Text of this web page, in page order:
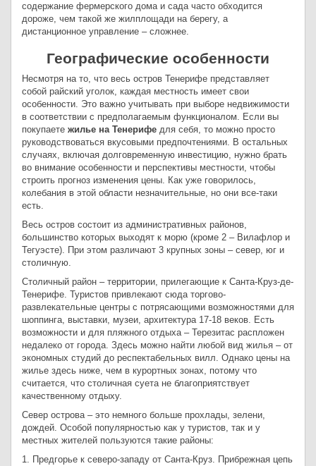
содержание фермерского дома и сада часто обходится
дороже, чем такой же жилплощади на берегу, а
дистанционное управление – сложнее.
Географические особенности
Несмотря на то, что весь остров Тенерифе представляет
собой райский уголок, каждая местность имеет свои
особенности. Это важно учитывать при выборе недвижимости
в соответствии с предполагаемым функционалом. Если вы
покупаете жилье на Тенерифе для себя, то можно просто
руководствоваться вкусовыми предпочтениями. В остальных
случаях, включая долговременную инвестицию, нужно брать
во внимание особенности и перспективы местности, чтобы
строить прогноз изменения цены. Как уже говорилось,
колебания в этой области незначительные, но они все-таки
есть.
Весь остров состоит из административных районов,
большинство которых выходят к морю (кроме 2 – Вилафлор и
Тегуэсте). При этом различают 3 крупных зоны – север, юг и
столичную.
Столичный район – территории, прилегающие к Санта-Круз-де-
Тенерифе. Туристов привлекают сюда торгово-
развлекательные центры с потрясающими возможностями для
шоппинга, выставки, музеи, архитектура 17-18 веков. Есть
возможности и для пляжного отдыха – Терезитас распложен
недалеко от города. Здесь можно найти любой вид жилья – от
экономных студий до респектабельных вилл. Однако цены на
жилье здесь ниже, чем в курортных зонах, потому что
считается, что столичная суета не благоприятствует
качественному отдыху.
Север острова – это немного больше прохлады, зелени,
дождей. Особой популярностью как у туристов, так и у
местных жителей пользуются такие районы:
1. Предгорье к северо-западу от Санта-Круз. Прибрежная цепь